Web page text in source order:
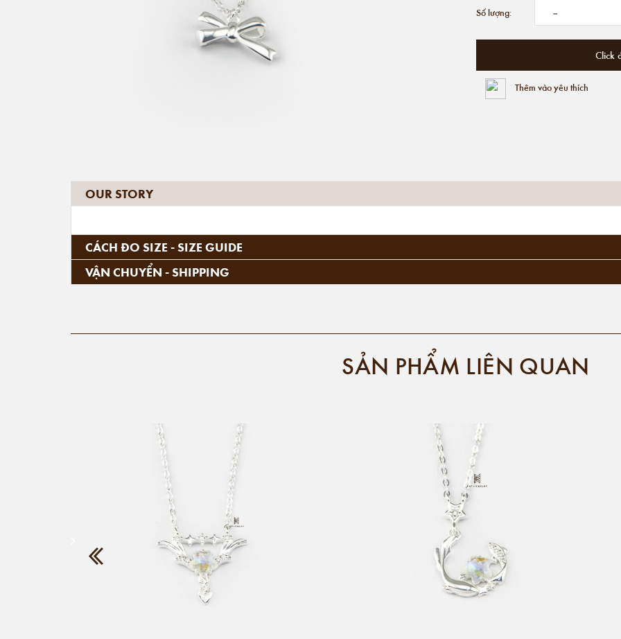
Số lượng: -
Click
Thêm vào yêu thích
OUR STORY
CÁCH ĐO SIZE - SIZE GUIDE
VẬN CHUYỂN - SHIPPING
SẢN PHẨM LIÊN QUAN